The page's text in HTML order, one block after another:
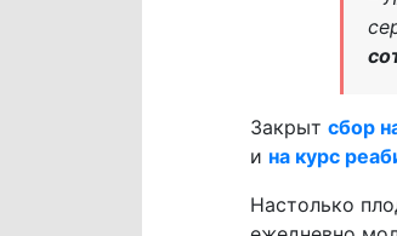
Закрыт сбор
и на курс
Настолько